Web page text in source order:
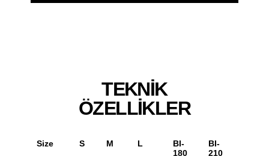
TEKNIK
ÖZELLIKLER
Size S M L
BI-
180
BI-
210